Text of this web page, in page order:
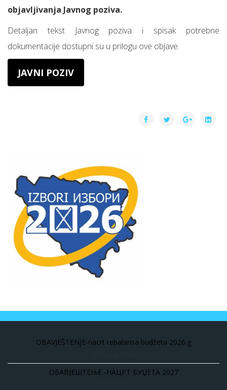
objavljivanja Javnog poziva.
Detaljan tekst Javnog poziva i spisak potrebne
dokumentacije dostupni su u prilogu ove objave.
JAVNI POZIV
OBAVJEŠTENJE-nacrt rebalansa budžeta 2026.g
ОБАВЈЕШТЕЊЕ -НАЦРТ БУЏЕТА 2027